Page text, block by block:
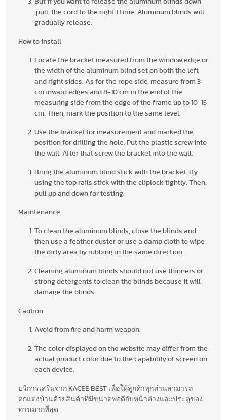
,pull the cord to the right 1 time. Aluminum blinds will
gradually release.
How to install
Locate the bracket measured from the window edge or
the width of the aluminum blind set on both the left
and right sides. As for the rope side, measure from 3
cm inward edges and 8-10 cm in the end of the
measuring side from the edge of the frame up to 10-15
cm. Then, mark the position to the same level.
Use the bracket for measurement and marked the
position for drilling the hole. Put the plastic screw into
the wall. After that screw the bracket into the wall.
Bring the aluminum blind stick with the bracket. By
using the top rails stick with the cliplock tightly. Then,
pull up and down for testing.
Maintenance
To clean the aluminum blinds, close the blinds and
then use a feather duster or use a damp cloth to wipe
the dirty area by rubbing in the same direction.
Cleaning aluminum blinds should not use thinners or
strong detergents to clean the blinds because it will
damage the blinds.
Caution
Avoid from fire and harm weapon.
The color displayed on the website may differ from the
actual product color due to the capability of screen on
each device.
บริการเสริมจาก KACEE BEST เพื่อให้ลูกค้าทุกท่านสามารถ
ตกแต่งบ้านด้วยสินค้าที่มีขนาดพอดีกับหน้าต่างและประตูของ
ท่านมากที่สุด